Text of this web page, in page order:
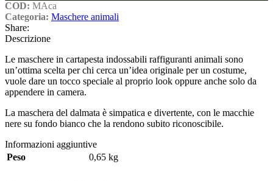
COD: MAca
Categoria: Maschere animali
Share:
Descrizione
Le maschere in cartapesta indossabili raffiguranti animali sono
un’ottima scelta per chi cerca un’idea originale per un costume,
vuole dare un tocco speciale al proprio look oppure anche solo da
appendere in camera.
La maschera del dalmata è simpatica e divertente, con le macchie
nere su fondo bianco che la rendono subito riconoscibile.
Informazioni aggiuntive
Peso
0,65 kg